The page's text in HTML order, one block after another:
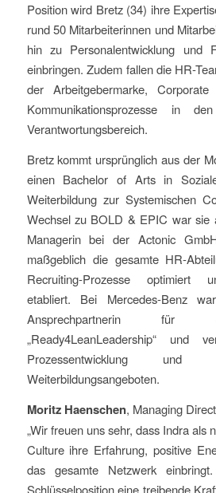
Position wird Bretz (34) ihre
rund 50 Mitarbeiterinnen und
hin zu Personalentwicklung und
einbringen. Zudem fallen die HR-
der Arbeitgebermarke,
Kommunikationsprozesse in
Verantwortungsbereich.
Bretz kommt ursprünglich aus der
einen Bachelor of Arts in
Weiterbildung zur Systemischen
Wechsel zu BOLD & EPIC war sie
Managerin bei der Actonic
maßgeblich die gesamte HR-
Recruiting-Prozesse optimiert
etabliert. Bei Mercedes-Benz
Ansprechpartnerin für
„Ready4LeanLeadership“ und
Prozessentwicklung und
Weiterbildungsangeboten.
Moritz Haenschen, Managing
„Wir freuen uns sehr, dass Indra als
Culture ihre Erfahrung, positive
das gesamte Netzwerk
Schlüsselposition eine treibende